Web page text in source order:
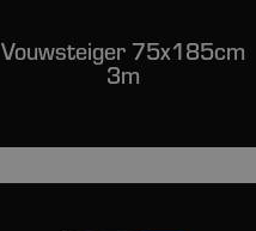
Vouwsteiger 75x185cm
3m